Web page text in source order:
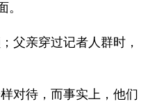
。
父亲穿过记者人群时，
对待，而事实上，他们